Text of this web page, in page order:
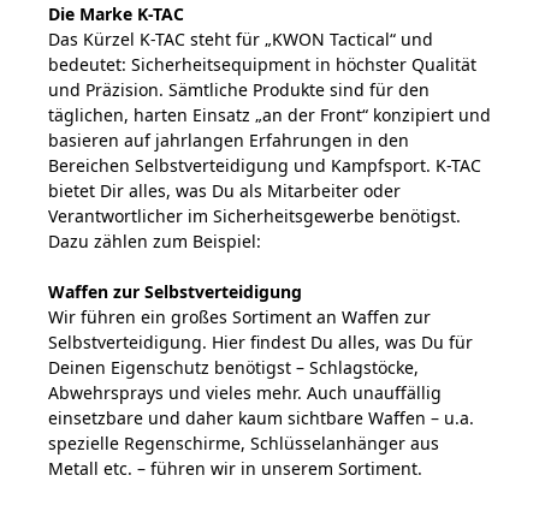
Die Marke K-TAC
Das Kürzel K-TAC steht für „KWON Tactical“ und
bedeutet: Sicherheitsequipment in höchster Qualität
und Präzision. Sämtliche Produkte sind für den
täglichen, harten Einsatz „an der Front“ konzipiert und
basieren auf jahrlangen Erfahrungen in den
Bereichen Selbstverteidigung und Kampfsport. K-TAC
bietet Dir alles, was Du als Mitarbeiter oder
Verantwortlicher im Sicherheitsgewerbe benötigst.
Dazu zählen zum Beispiel:
Waffen zur Selbstverteidigung
Wir führen ein großes Sortiment an Waffen zur
Selbstverteidigung. Hier findest Du alles, was Du für
Deinen Eigenschutz benötigst – Schlagstöcke,
Abwehrsprays und vieles mehr. Auch unauffällig
einsetzbare und daher kaum sichtbare Waffen – u.a.
spezielle Regenschirme, Schlüsselanhänger aus
Metall etc. – führen wir in unserem Sortiment.